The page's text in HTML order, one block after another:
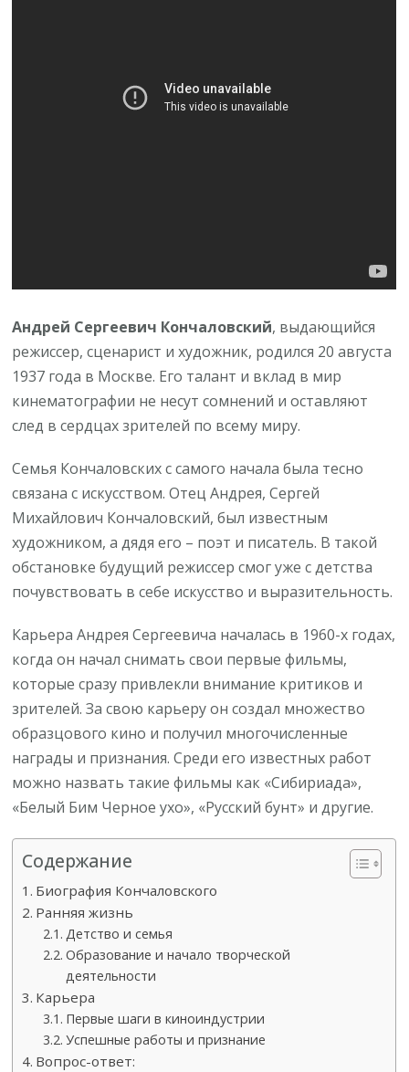
Андрей Сергеевич Кончаловский, выдающийся
режиссер, сценарист и художник, родился 20 августа
1937 года в Москве. Его талант и вклад в мир
кинематографии не несут сомнений и оставляют
след в сердцах зрителей по всему миру.
Семья Кончаловских с самого начала была тесно
связана с искусством. Отец Андрея, Сергей
Михайлович Кончаловский, был известным
художником, а дядя его – поэт и писатель. В такой
обстановке будущий режиссер смог уже с детства
почувствовать в себе искусство и выразительность.
Карьера Андрея Сергеевича началась в 1960-х годах,
когда он начал снимать свои первые фильмы,
которые сразу привлекли внимание критиков и
зрителей. За свою карьеру он создал множество
образцового кино и получил многочисленные
награды и признания. Среди его известных работ
можно назвать такие фильмы как «Сибириада»,
«Белый Бим Черное ухо», «Русский бунт» и другие.
Содержание
Биография Кончаловского
Ранняя жизнь
Детство и семья
Образование и начало творческой
деятельности
Карьера
Первые шаги в киноиндустрии
Успешные работы и признание
Вопрос-ответ: